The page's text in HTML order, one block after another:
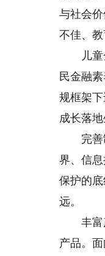
与社会
不佳、教
儿童金
民金融
规框架
成长落地
完善制
界、信
保护的
远。
丰富产
产品。